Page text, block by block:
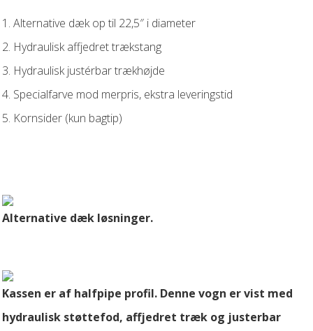
1. Alternative dæk op til 22,5″ i diameter
2. Hydraulisk affjedret trækstang
3. Hydraulisk justérbar trækhøjde
4. Specialfarve mod merpris, ekstra leveringstid
5. Kornsider (kun bagtip)
Alternative dæk løsninger.
Kassen er af halfpipe profil. Denne vogn er vist med
hydraulisk støttefod, affjedret træk og justerbar